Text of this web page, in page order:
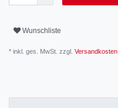
Wunschliste
* inkl. ges. MwSt. zzgl. Versandkosten